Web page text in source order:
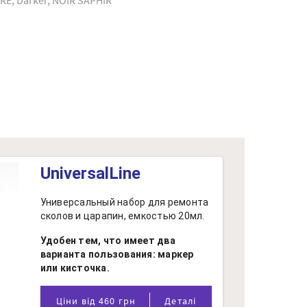
UniversalLine
Универсальный набор для ремонта
сколов и царапин, емкостью 20мл.
Удобен тем, что имеет два
варианта пользования: маркер
или кисточка.
Ціни від 460 грн Деталі